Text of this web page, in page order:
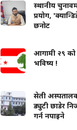
स्थानीय
प्रयोग,
छनोट
आगामी २९ को
भविष्य !
सेती
ड्युटी छाडेर
गर्न नपाइने